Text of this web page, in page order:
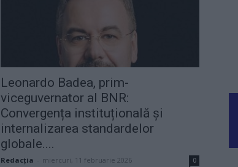
Leonardo Badea, prim-
viceguvernator al BNR:
Convergența instituțională și
internalizarea standardelor
globale....
Redacţia miercuri, 11 februarie 2026 0